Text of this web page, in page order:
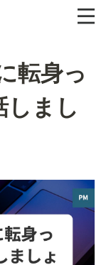
転身っ
まし